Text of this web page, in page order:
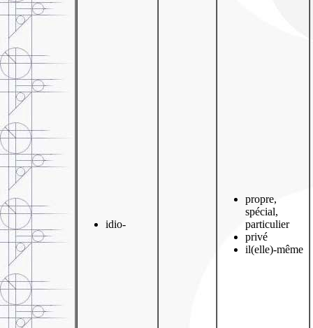
idio-
propre,
spécial,
particulier
privé
il(elle)-même